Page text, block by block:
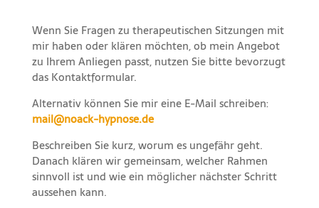
Wenn Sie Fragen zu therapeutischen Sitzungen mit
mir haben oder klären möchten, ob mein Angebot
zu Ihrem Anliegen passt, nutzen Sie bitte bevorzugt
das Kontaktformular.
Alternativ können Sie mir eine E-Mail schreiben:
mail@noack-hypnose.de
Beschreiben Sie kurz, worum es ungefähr geht.
Danach klären wir gemeinsam, welcher Rahmen
sinnvoll ist und wie ein möglicher nächster Schritt
aussehen kann.